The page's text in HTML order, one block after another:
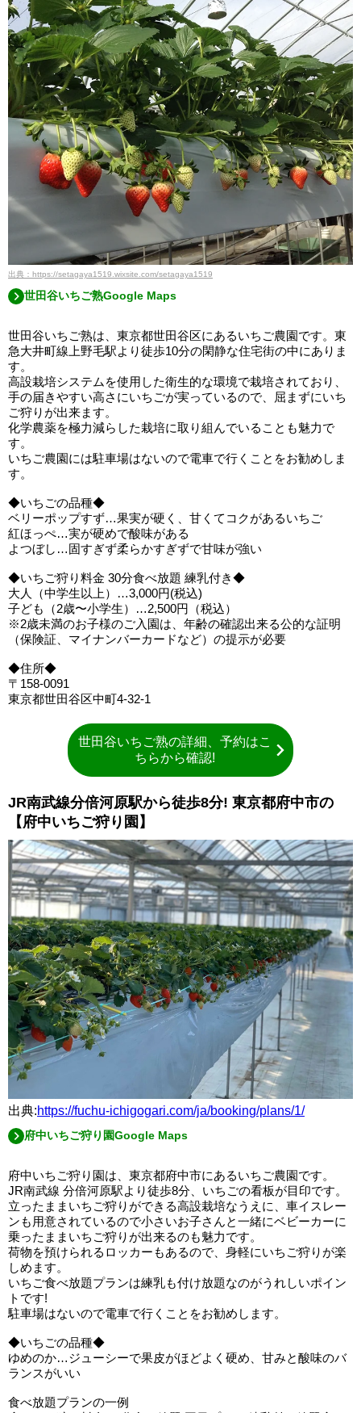
出典：https://setagaya1519.wixsite.com/setagaya1519
世田谷いちご熟Google Maps
世田谷いちご熟は、東京都世田谷区にあるいちご農園です。東
急大井町線上野毛駅より徒歩10分の閑静な住宅街の中にありま
す。
高設栽培システムを使用した衛生的な環境で栽培されており、
手の届きやすい高さにいちごが実っているので、屈まずにいち
ご狩りが出来ます。
化学農薬を極力減らした栽培に取り組んでいることも魅力で
す。
いちご農園には駐車場はないので電車で行くことをお勧めしま
す。
◆いちごの品種◆
ベリーポップすず…果実が硬く、甘くてコクがあるいちご
紅ほっぺ…実が硬めで酸味がある
よつぼし…固すぎず柔らかすぎずで甘味が強い
◆いちご狩り料金 30分食べ放題 練乳付き◆
大人（中学生以上）…3,000円(税込)
子ども（2歳〜小学生）…2,500円（税込）
※2歳未満のお子様のご入園は、年齢の確認出来る公的な証明
（保険証、マイナンバーカードなど）の提示が必要
◆住所◆
〒158-0091
東京都世田谷区中町4-32-1
世田谷いちご熟の詳細、予約はこ
ちらから確認!
JR南武線分倍河原駅から徒歩8分! 東京都府中市の
【府中いちご狩り園】
出典:https://fuchu-ichigogari.com/ja/booking/plans/1/
府中いちご狩り園Google Maps
府中いちご狩り園は、東京都府中市にあるいちご農園です。
JR南武線 分倍河原駅より徒歩8分、いちごの看板が目印です。
立ったままいちご狩りができる高設栽培なうえに、車イスレー
ンも用意されているので小さいお子さんと一緒にベビーカーに
乗ったままいちご狩りが出来るのも魅力です。
荷物を預けられるロッカーもあるので、身軽にいちご狩りが楽
しめます。
いちご食べ放題プランは練乳も付け放題なのがうれしいポイン
トです!
駐車場はないので電車で行くことをお勧めします。
◆いちごの品種◆
ゆめのか…ジューシーで果皮がほどよく硬め、甘みと酸味のバ
ランスがいい
食べ放題プランの一例